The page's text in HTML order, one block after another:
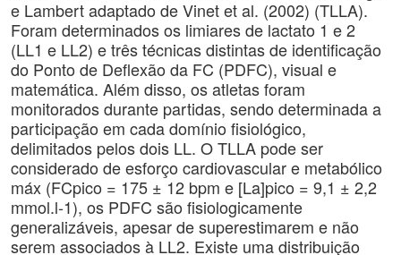
e Lambert adaptado de Vinet et al. (2002) (TLLA).
Foram determinados os limiares de lactato 1 e 2
(LL1 e LL2) e três técnicas distintas de identificação
do Ponto de Deflexão da FC (PDFC), visual e
matemática. Além disso, os atletas foram
monitorados durante partidas, sendo determinada a
participação em cada domínio fisiológico,
delimitados pelos dois LL. O TLLA pode ser
considerado de esforço cardiovascular e metabólico
máx (FCpico = 175 ± 12 bpm e [La]pico = 9,1 ± 2,2
mmol.l-1), os PDFC são fisiologicamente
generalizáveis, apesar de superestimarem e não
serem associados à LL2. Existe uma distribuição